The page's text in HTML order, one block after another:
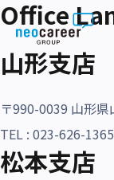
Skip to content
私たちの考え方
事業内容
採用支援
企業情報
Office
山形支店
〒990-0039 山形
TEL : 023-626-
松本支店